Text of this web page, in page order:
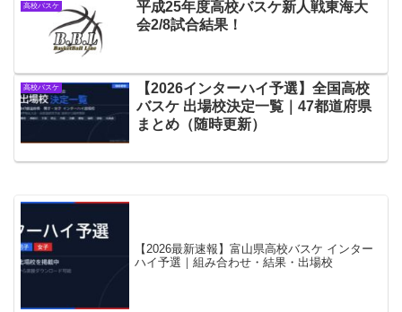
高校バスケ
平成25年度高校バスケ新人戦東海大
会2/8試合結果！
高校バスケ
【2026インターハイ予選】全国高校
バスケ 出場校決定一覧｜47都道府県
まとめ（随時更新）
【2026最新速報】富山県高校バスケ インター
ハイ予選｜組み合わせ・結果・出場校